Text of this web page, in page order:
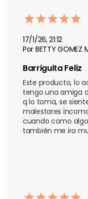
17/1/26, 21:12
Por BETTY GOMEZ
Barriguita Feliz
Este producto, lo
tengo una amiga
q lo toma, se
malestares
cuando como
también me ira